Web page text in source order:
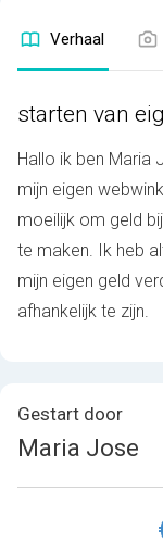
Verhaal
starten van
Hallo ik ben Maria
mijn eigen
moeilijk om geld
te maken. Ik heb
mijn eigen geld
afhankelijk te zijn.
Gestart door
Maria Jose